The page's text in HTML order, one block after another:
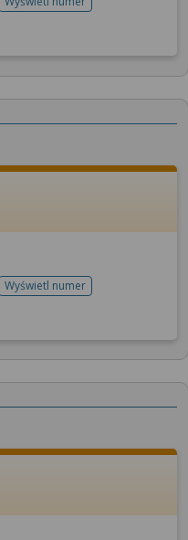
telefonu do rejestracji
Wyświetl numertelefonu do rejestracji